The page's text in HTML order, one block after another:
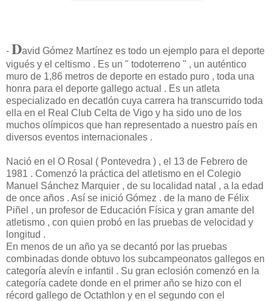
- David Gómez Martínez es todo un ejemplo para el deporte
vigués y el celtismo . Es un " todoterreno " , un auténtico
muro de 1,86 metros de deporte en estado puro , toda una
honra para el deporte gallego actual . Es un atleta
especializado en decatlón cuya carrera ha transcurrido toda
ella en el Real Club Celta de Vigo y ha sido uno de los
muchos olímpicos que han representado a nuestro país en
diversos eventos internacionales .
Nació en el O Rosal ( Pontevedra ) , el 13 de Febrero de
1981 . Comenzó la práctica del atletismo en el Colegio
Manuel Sánchez Marquier , de su localidad natal , a la edad
de once años . Así se inició Gómez . de la mano de Félix
Piñel , un profesor de Educación Física y gran amante del
atletismo , con quien probó en las pruebas de velocidad y
longitud .
En menos de un año ya se decantó por las pruebas
combinadas donde obtuvo los subcampeonatos gallegos en
categoría alevín e infantil . Su gran eclosión comenzó en la
categoría cadete donde en el primer año se hizo con el
récord gallego de Octathlon y en el segundo con el